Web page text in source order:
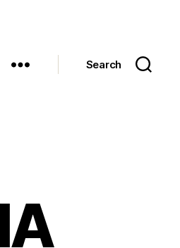
Search